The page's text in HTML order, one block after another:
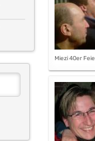
Miezi 40er